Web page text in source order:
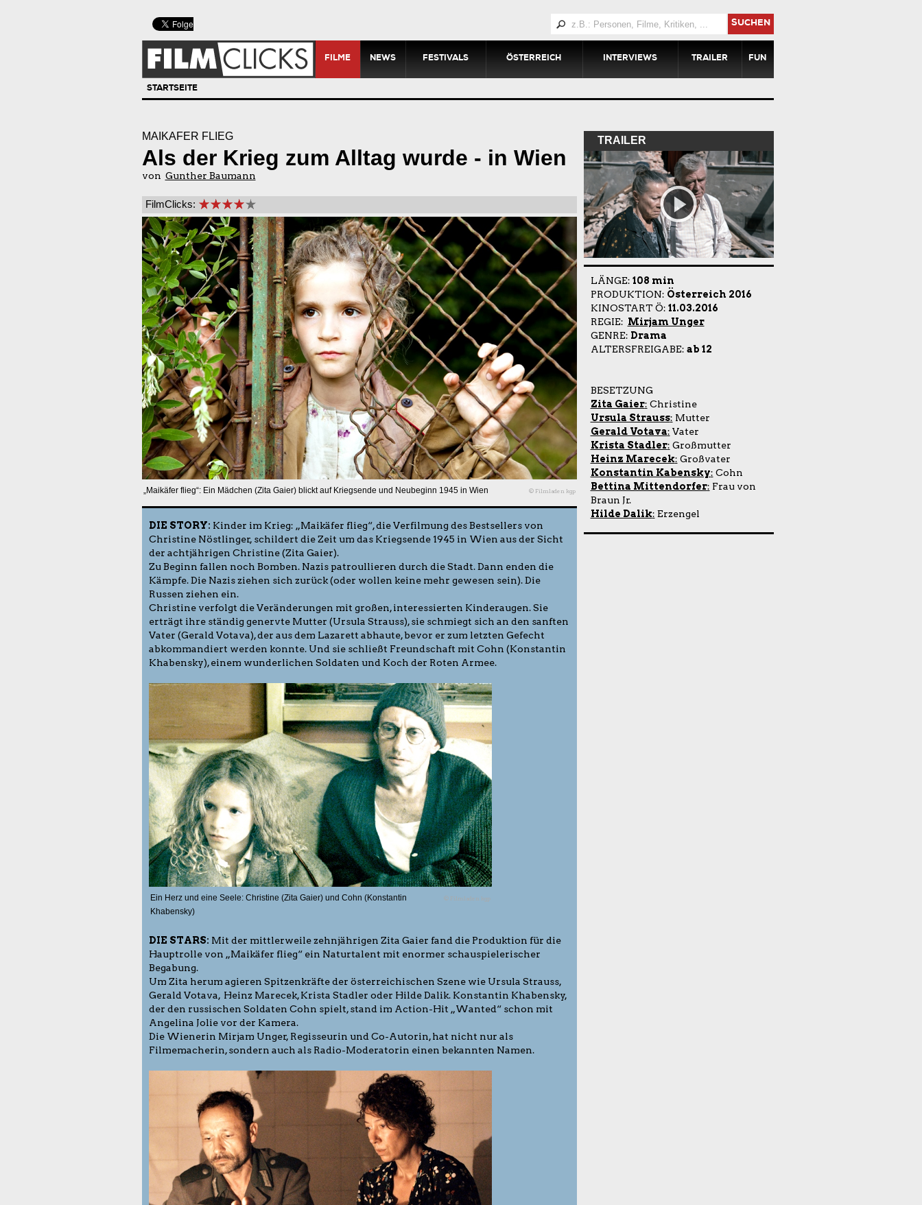
SUCHEN
FILME NEWS FESTIVALS ÖSTERREICH INTERVIEWS TRAILER FUN
STARTSEITE
MAIKÄFER FLIEG
Als der Krieg zum Alltag wurde - in Wien
von Gunther Baumann
FilmClicks:
„Maikäfer flieg“: Ein Mädchen (Zita Gaier) blickt auf Kriegsende und Neubeginn 1945 in Wien © Filmladen kgp
DIE STORY: Kinder im Krieg: „Maikäfer flieg“, die Verfilmung des Bestsellers von
Christine Nöstlinger, schildert die Zeit um das Kriegsende 1945 in Wien aus der Sicht
der achtjährigen Christine (Zita Gaier).
Zu Beginn fallen noch Bomben. Nazis patroullieren durch die Stadt. Dann enden die
Kämpfe. Die Nazis ziehen sich zurück (oder wollen keine mehr gewesen sein). Die
Russen ziehen ein.
Christine verfolgt die Veränderungen mit großen, interessierten Kinderaugen. Sie
erträgt ihre ständig genervte Mutter (Ursula Strauss), sie schmiegt sich an den sanften
Vater (Gerald Votava), der aus dem Lazarett abhaute, bevor er zum letzten Gefecht
abkommandiert werden konnte. Und sie schließt Freundschaft mit Cohn (Konstantin
Khabensky), einem wunderlichen Soldaten und Koch der Roten Armee.
Ein Herz und eine Seele: Christine (Zita Gaier) und Cohn (Konstantin
Khabensky)
© Filmladen kgp
DIE STARS: Mit der mittlerweile zehnjährigen Zita Gaier fand die Produktion für die
Hauptrolle von „Maikäfer flieg“ ein Naturtalent mit enormer schauspielerischer
Begabung.
Um Zita herum agieren Spitzenkräfte der österreichischen Szene wie Ursula Strauss,
Gerald Votava, Heinz Marecek, Krista Stadler oder Hilde Dalik. Konstantin Khabensky,
der den russischen Soldaten Cohn spielt, stand im Action-Hit „Wanted“ schon mit
Angelina Jolie vor der Kamera.
Die Wienerin Mirjam Unger, Regisseurin und Co-Autorin, hat nicht nur als
Filmemacherin, sondern auch als Radio-Moderatorin einen bekannten Namen.
TRAILER
LÄNGE: 108 min
PRODUKTION: Österreich 2016
KINOSTART Ö: 11.03.2016
REGIE: Mirjam Unger
GENRE: Drama
ALTERSFREIGABE: ab 12
BESETZUNG
Zita Gaier: Christine
Ursula Strauss: Mutter
Gerald Votava: Vater
Krista Stadler: Großmutter
Heinz Marecek: Großvater
Konstantin Kabensky: Cohn
Bettina Mittendorfer: Frau von
Braun Jr.
Hilde Dalik: Erzengel